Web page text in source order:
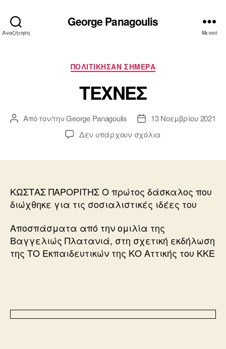
Αναζήτηση
George Panagoulis
Μενού
Κατηγορίες
ΠΟΛΙΤΙΚΗΣΑΝ ΣΗΜΕΡΑ
ΤΕΧΝΕΣ
Συντάκτης
Από τον/τηνGeorge Panagoulis
Ημ.
δημοσίευσης
13 Νοεμβρίου 2021
Δεν υπάρχουν σχόλια
ΚΩΣΤΑΣ ΠΑΡΟΡΙΤΗΣ Ο πρώτος δάσκαλος που
διώχθηκε για τις σοσιαλιστικές ιδέες του
Αποσπάσματα από την ομιλία της
Βαγγελιώς Πλατανιά, στη σχετική εκδήλωση
της ΤΟ Εκπαιδευτικών της ΚΟ Αττικής του ΚΚΕ